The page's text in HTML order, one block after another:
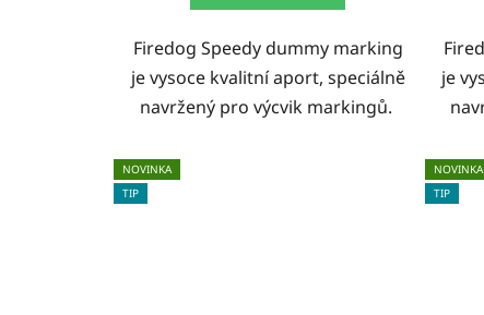
Firedog Speedy dummy marking
je vysoce kvalitní aport, speciálně
navržený pro výcvik markingů.
je
NOVINKA
TIP
NOVINKA
TIP